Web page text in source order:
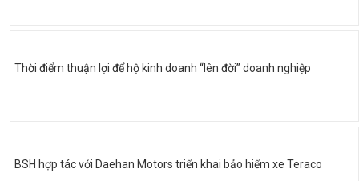
Thời điểm thuận lợi để hộ kinh doanh “lên đời” doanh nghiệp
BSH hợp tác với Daehan Motors triển khai bảo hiểm xe Teraco